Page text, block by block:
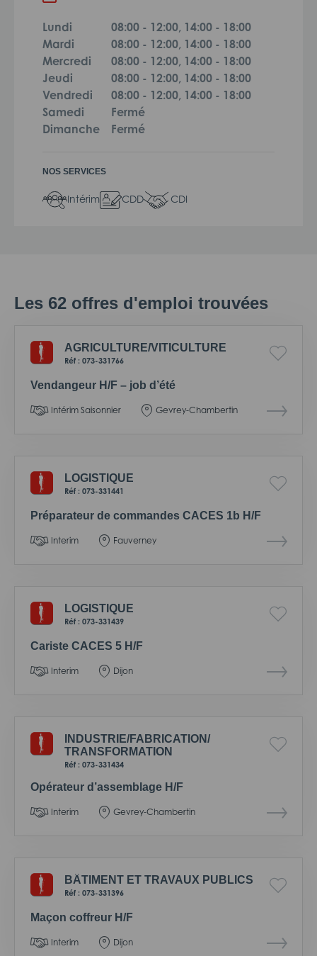
Lundi
08:00 - 12:00, 14:00 - 18:00
Mardi
08:00 - 12:00, 14:00 - 18:00
Mercredi
08:00 - 12:00, 14:00 - 18:00
Jeudi
08:00 - 12:00, 14:00 - 18:00
Vendredi
08:00 - 12:00, 14:00 - 18:00
Samedi
Fermé
Dimanche
Fermé
NOS SERVICES
Intérim CDD CDI
Les 62 offres d'emploi trouvées
AGRICULTURE/VITICULTURE
Réf : 073-331766
Vendangeur H/F – job d’été
Intérim Saisonnier Gevrey-Chambertin
LOGISTIQUE
Réf : 073-331441
Préparateur de commandes CACES 1b H/F
Interim Fauverney
LOGISTIQUE
Réf : 073-331439
Cariste CACES 5 H/F
Interim Dijon
INDUSTRIE/FABRICATION/
TRANSFORMATION
Réf : 073-331434
Opérateur d’assemblage H/F
Interim Gevrey-Chambertin
BÂTIMENT ET TRAVAUX PUBLICS
Réf : 073-331396
Maçon coffreur H/F
Interim Dijon